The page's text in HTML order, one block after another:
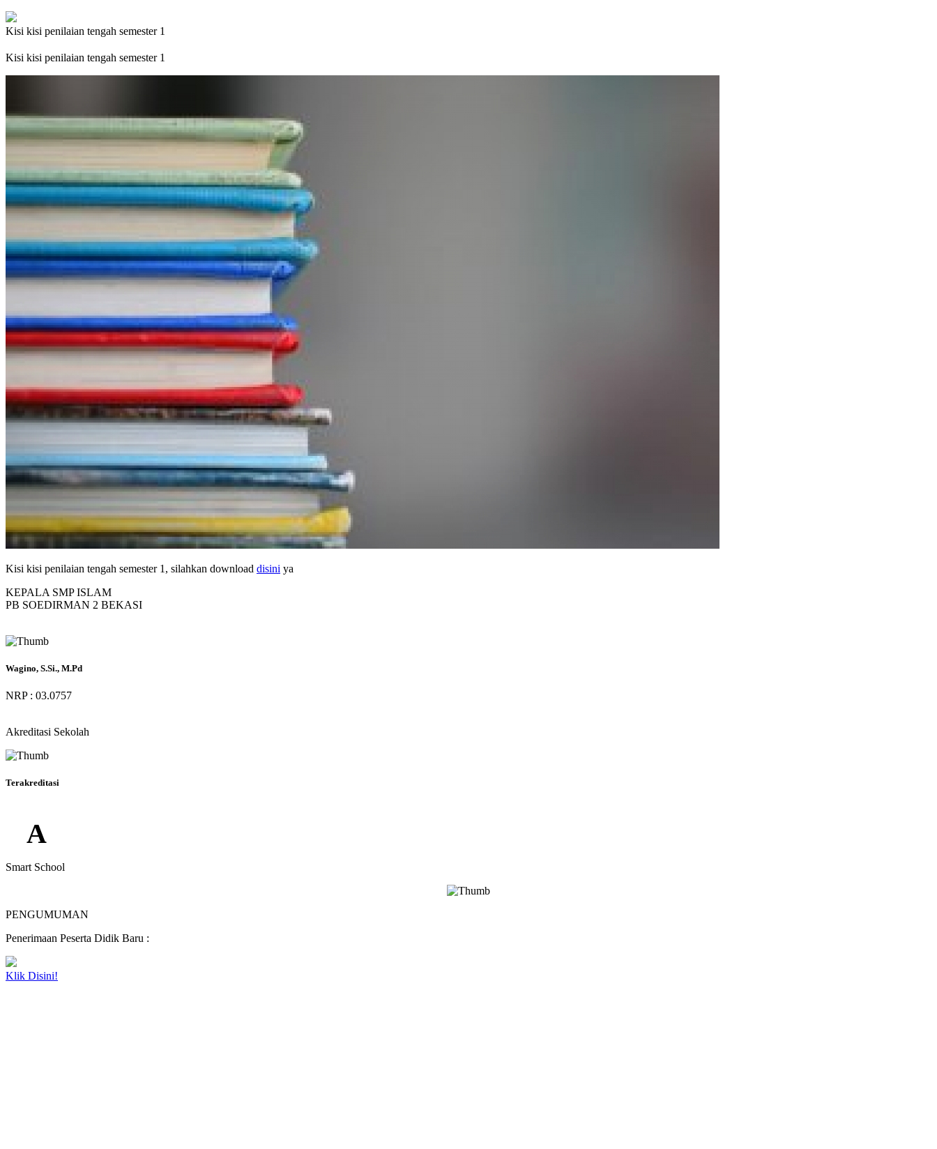
Kisi kisi penilaian tengah semester 1
Kisi kisi penilaian tengah semester 1
Kisi kisi penilaian tengah semester 1, silahkan download disini ya
KEPALA SMP ISLAM
PB SOEDIRMAN 2 BEKASI
Wagino, S.Si., M.Pd
NRP : 03.0757
Akreditasi Sekolah
Terakreditasi
A
Smart School
PENGUMUMAN
Penerimaan Peserta Didik Baru :
Klik Disini!